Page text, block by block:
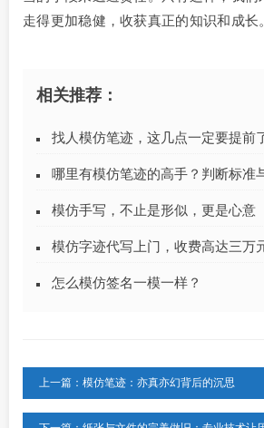
走得更加稳健，收获真正的知识和成长。
相关推荐：
找人模仿笔迹，这几点一定要提前
哪里有模仿笔迹的高手？判断标准
模仿手写，不止是形似，更是心意
模仿字迹代写上门，收费高达三万
怎么模仿签名一模一样？
上一篇：模仿笔迹：亦真亦幻背后的沉思